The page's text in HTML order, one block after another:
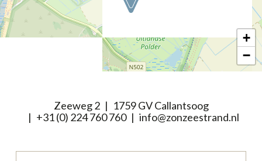
+
−
Zeeweg 2
1759 GV Callantsoog
+31 (0) 224 760 760
info@zonzeestrand.nl